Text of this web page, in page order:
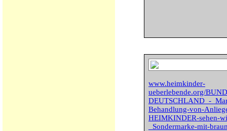
www.heimkinder-
ueberlebende.org/
DEUTSCHLAND_-
Behandlung-von-
HEIMKINDER-sehen-
_Sondermarke-mit-